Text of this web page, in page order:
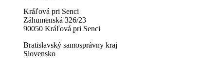
Kráľová pri Senci
Záhumenská 326/23
90050 Kráľová pri Senci
Bratislavský samosprávny kraj
Slovensko